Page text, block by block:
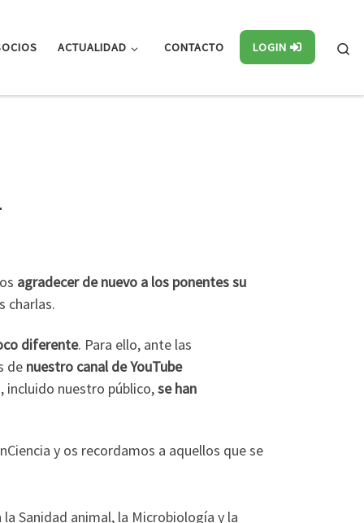
ACTUALIDAD CONTACTO LOGIN
agradecer de nuevo a los ponentes su
charlas.
diferente. Para ello, ante las
de nuestro canal de YouTube
incluido nuestro público,se han
y os recordamos a aquellos que se
Sanidad animal, la Microbiología y la